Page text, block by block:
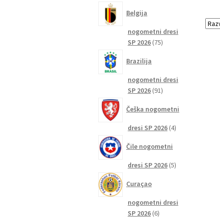
Belgija
nogometni dresi
SP 2026 7575
Brazilija
nogometni dresi
SP 2026 9191
Češka nogometni
dresi SP 2026 44
Čile nogometni
dresi SP 2026 55
Curaçao
nogometni dresi
SP 2026 66